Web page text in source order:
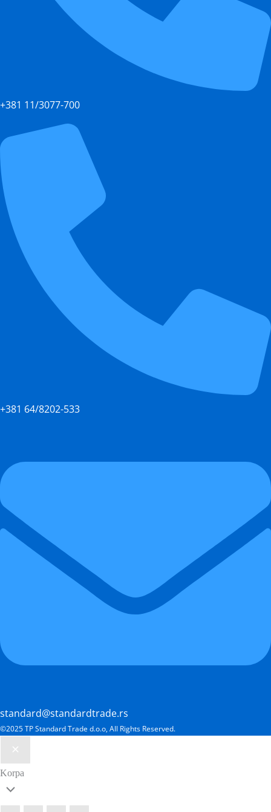
+381 11/3077-700
+381 64/8202-533
standard@standardtrade.rs
©2025 TP Standard Trade d.o.o, All Rights Reserved.
Korpa
Scroll
to